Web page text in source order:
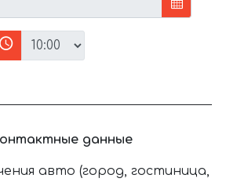
данные
авто (город, гостиница,